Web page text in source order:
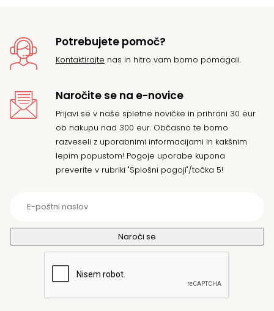
Potrebujete pomoč?
Kontaktirajte nas in hitro vam bomo pomagali.
Naročite se na e-novice
Prijavi se v naše spletne novičke in prihrani 30 eur
ob nakupu nad 300 eur. Občasno te bomo
razveseli z uporabnimi informacijami in kakšnim
lepim popustom! Pogoje uporabe kupona
preverite v rubriki "Splošni pogoji"/točka 5!